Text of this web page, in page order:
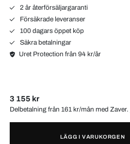
2 år återförsäljargaranti
Försäkrade leveranser
100 dagars öppet köp
Säkra betalningar
Uret Protection från 94 kr/år
3 155 kr
Delbetalning från 161 kr/mån med Zaver.
LÄGG I VARUKORGEN